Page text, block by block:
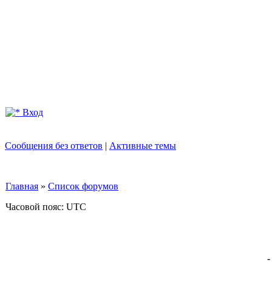
Вход
Сообщения без ответов | Активные темы
Главная » Список форумов
Часовой пояс: UTC
-